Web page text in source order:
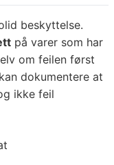
beskyttelse.
på varer som har
om feilen først
dokumentere at
ikke feil